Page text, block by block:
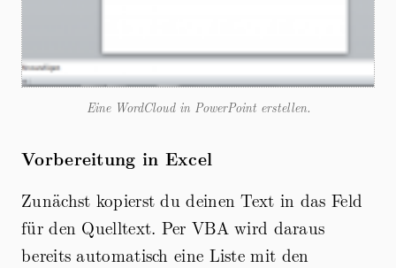
Eine WordCloud in PowerPoint erstellen.
Vorbereitung in Excel
Zunächst kopierst du deinen Text in das Feld
für den Quelltext. Per VBA wird daraus
bereits automatisch eine Liste mit den